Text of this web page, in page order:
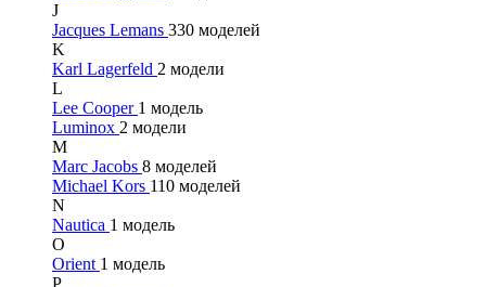
J
Jacques Lemans 330 моделей
K
Karl Lagerfeld 2 модели
L
Lee Cooper 1 модель
Luminox 2 модели
M
Marc Jacobs 8 моделей
Michael Kors 110 моделей
N
Nautica 1 модель
O
Orient 1 модель
P